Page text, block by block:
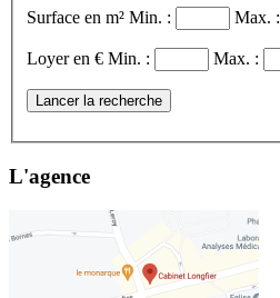
Surface en m² Min. : Max. :
Loyer en € Min. : Max. :
Lancer la recherche
L'agence